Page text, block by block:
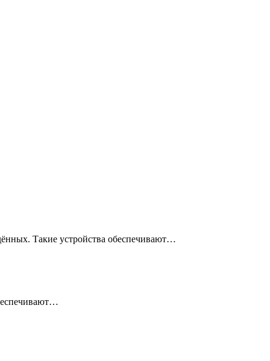
Такие устройства обеспечивают…